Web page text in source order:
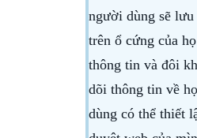
người dùng sẽ
trên ổ cứng của
thông tin và đôi
dõi thông tin về
dùng có thể thiết